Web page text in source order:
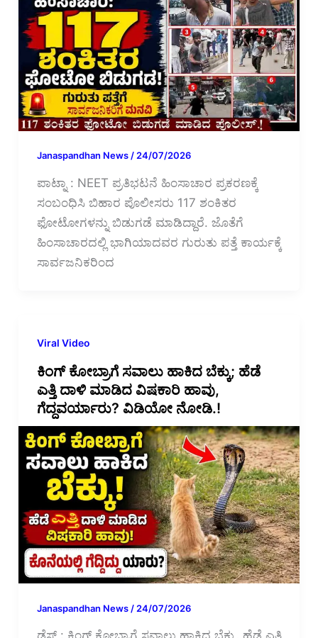
Janaspandhan News/24/07/2026
ಪಾಟ್ನಾ : NEET ಪ್ರತಿಭಟನೆ ಹಿಂಸಾಚಾರ ಪ್ರಕರಣಕ್ಕೆ
ಸಂಬಂಧಿಸಿ ಬಿಹಾರ ಪೊಲೀಸರು 117 ಶಂಕಿತರ
ಫೋಟೋಗಳನ್ನು ಬಿಡುಗಡೆ ಮಾಡಿದ್ದಾರೆ. ಜೊತೆಗೆ
ಹಿಂಸಾಚಾರದಲ್ಲಿ ಭಾಗಿಯಾದವರ ಗುರುತು ಪತ್ತೆ ಕಾರ್ಯಕ್ಕೆ
ಸಾರ್ವಜನಿಕರಿಂದ
Viral Video
ಕಿಂಗ್ ಕೋಬ್ರಾಗೆ ಸವಾಲು ಹಾಕಿದ ಬೆಕ್ಕು; ಹೆಡೆ
ಎತ್ತಿ ದಾಳಿ ಮಾಡಿದ ವಿಷಕಾರಿ ಹಾವು,
ಗೆದ್ದವರ್ಯಾರು? ವಿಡಿಯೋ ನೋಡಿ.!
Janaspandhan News / 24/07/2026